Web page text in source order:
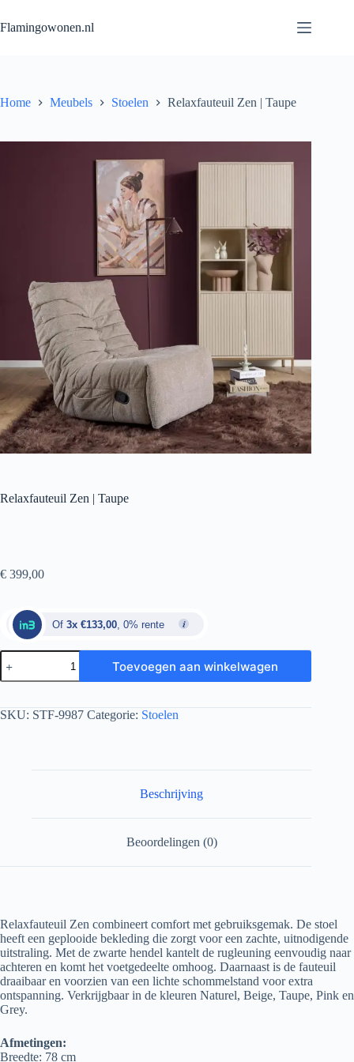
Flamingowonen.nl
Home Meubels Stoelen Relaxfauteuil Zen | Taupe
Relaxfauteuil Zen | Taupe
€ 399,00
Of 3x €133,00, 0% rente
Toevoegen aan winkelwagen
SKU: STF-9987 Categorie: Stoelen
Beschrijving
Beoordelingen (0)
Relaxfauteuil Zen combineert comfort met gebruiksgemak. De stoel
heeft een geplooide bekleding die zorgt voor een zachte, uitnodigende
uitstraling. Met de zwarte hendel kantelt de rugleuning eenvoudig naar
achteren en komt het voetgedeelte omhoog. Daarnaast is de fauteuil
draaibaar en voorzien van een lichte schommelstand voor extra
ontspanning. Verkrijgbaar in de kleuren Naturel, Beige, Taupe, Pink en
Grey.
Afmetingen:
Breedte: 78 cm